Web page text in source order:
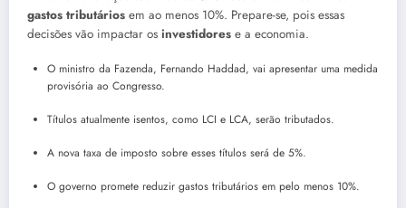
gastos tributários em ao menos 10%. Prepare-se, pois essas
decisões vão impactar os investidores e a economia.
O ministro da Fazenda, Fernando Haddad, vai apresentar uma medida
provisória ao Congresso.
Títulos atualmente isentos, como LCI e LCA, serão tributados.
A nova taxa de imposto sobre esses títulos será de 5%.
O governo promete reduzir gastos tributários em pelo menos 10%.